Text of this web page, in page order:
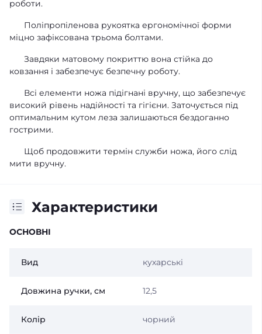
роботи.
Поліпропіленова рукоятка ергономічної форми
міцно зафіксована трьома болтами.
Завдяки матовому покриттю вона стійка до
ковзання і забезпечує безпечну роботу.
Всі елементи ножа підігнані вручну, що забезпечує
високий рівень надійності та гігієни. Заточується під
оптимальним кутом леза залишаються бездоганно
гострими.
Щоб продовжити термін служби ножа, його слід
мити вручну.
Характеристики
ОСНОВНІ
Вид кухарські
Довжина ручки, см 12,5
Колір чорний